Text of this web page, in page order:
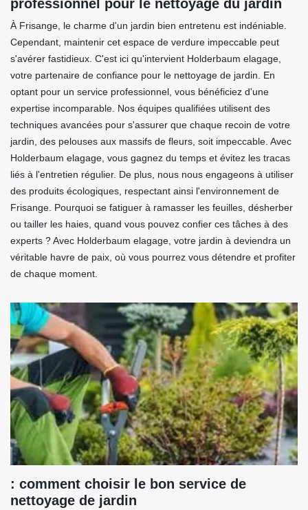
professionnel pour le nettoyage du jardin
À Frisange, le charme d'un jardin bien entretenu est indéniable.
Cependant, maintenir cet espace de verdure impeccable peut
s'avérer fastidieux. C'est ici qu'intervient Holderbaum elagage,
votre partenaire de confiance pour le nettoyage de jardin. En
optant pour un service professionnel, vous bénéficiez d'une
expertise incomparable. Nos équipes qualifiées utilisent des
techniques avancées pour s'assurer que chaque recoin de votre
jardin, des pelouses aux massifs de fleurs, soit impeccable. Avec
Holderbaum elagage, vous gagnez du temps et évitez les tracas
liés à l'entretien régulier. De plus, nous nous engageons à utiliser
des produits écologiques, respectant ainsi l'environnement de
Frisange. Pourquoi se fatiguer à ramasser les feuilles, désherber
ou tailler les haies, quand vous pouvez confier ces tâches à des
experts ? Avec Holderbaum elagage, votre jardin à deviendra un
véritable havre de paix, où vous pourrez vous détendre et profiter
de chaque moment.
: comment choisir le bon service de
nettoyage de jardin